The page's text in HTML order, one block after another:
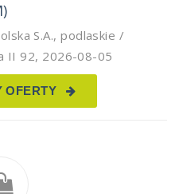
S.A.,podlaskie /
II 92, 2026-08-05
OFERTY